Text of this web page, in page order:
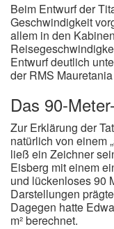
Beim Entwurf der
Geschwindigkeit
allem in den
Entwurf deutlich
der RMS
Das 90-
Zur Erklärung der
natürlich von einem
ließ ein Zeichner
Eisberg mit einem
und lückenloses 90
Darstellungen
Dagegen hatte
m² berechnet.